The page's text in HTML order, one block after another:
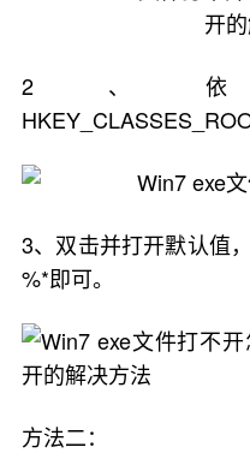
2、
3、双击并打开默认值
%*即可。
方法二：